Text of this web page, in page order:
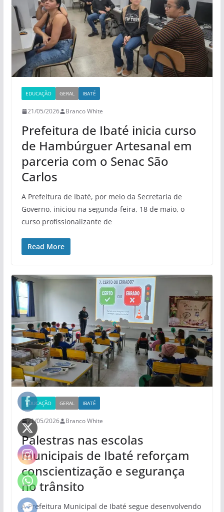
EDUCAÇÃO GERAL IBATÉ
21/05/2026 Branco White
Prefeitura de Ibaté inicia curso
de Hambúrguer Artesanal em
parceria com o Senac São
Carlos
A Prefeitura de Ibaté, por meio da Secretaria de
Governo, iniciou na segunda-feira, 18 de maio, o
curso profissionalizante de
Read More
EDUCAÇÃO GERAL IBATÉ
21/05/2026 Branco White
Palestras nas escolas
municipais de Ibaté reforçam
conscientização e segurança
no trânsito
A Prefeitura Municipal de Ibaté segue desenvolvendo